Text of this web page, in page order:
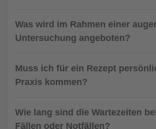
Was wird im Rahmen einer
Untersuchung angeboten?
Muss ich für ein Rezept
Praxis kommen?
Wie lang sind die Wartezeiten
Fällen oder Notfällen?